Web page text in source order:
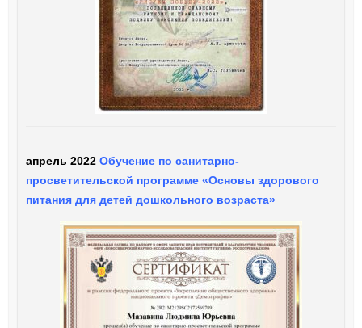
апрель 2022 Обучение по санитарно-
просветительской программе «Основы здорового
питания для детей дошкольного возраста»